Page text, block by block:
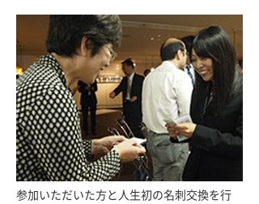
参加いただいた方と人生初の名刺交換を行